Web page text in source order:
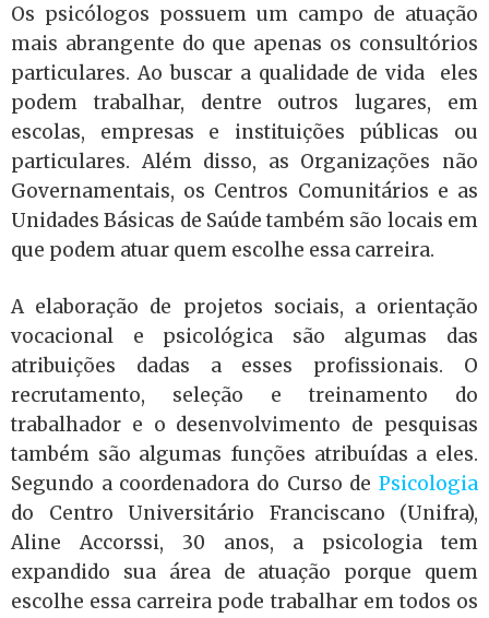
Os psicólogos possuem um campo de atuação
mais abrangente do que apenas os consultórios
particulares. Ao buscar a qualidade de vida eles
podem trabalhar, dentre outros lugares, em
escolas, empresas e instituições públicas ou
particulares. Além disso, as Organizações não
Governamentais, os Centros Comunitários e as
Unidades Básicas de Saúde também são locais em
que podem atuar quem escolhe essa carreira.
A elaboração de projetos sociais, a orientação
vocacional e psicológica são algumas das
atribuições dadas a esses profissionais. O
recrutamento, seleção e treinamento do
trabalhador e o desenvolvimento de pesquisas
também são algumas funções atribuídas a eles.
Segundo a coordenadora do Curso de Psicologia
do Centro Universitário Franciscano (Unifra),
Aline Accorssi, 30 anos, a psicologia tem
expandido sua área de atuação porque quem
escolhe essa carreira pode trabalhar em todos os